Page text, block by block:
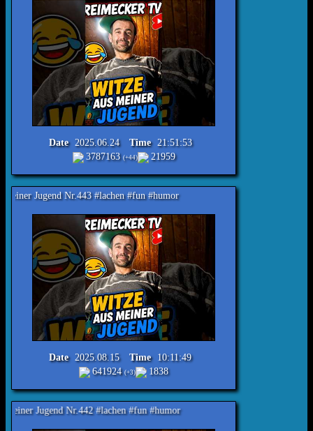
Date 2025.06.24 Time 21:51:53
3787163(+44) 21959
Nr.443 #lachen #fun #humor
Date 2025.08.15 Time 10:11:49
641924(+3) 1838
Nr.442 #lachen #fun #humor